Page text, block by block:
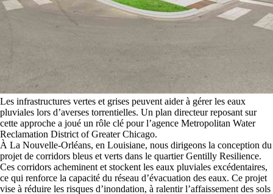
Les infrastructures vertes et grises peuvent aider à gérer les eaux
pluviales lors d’averses torrentielles. Un plan directeur reposant sur
cette approche a joué un rôle clé pour l’agence Metropolitan Water
Reclamation District of Greater Chicago.
À La Nouvelle-Orléans, en Louisiane, nous dirigeons la conception du
projet de corridors bleus et verts dans le quartier Gentilly Resilience.
Ces corridors acheminent et stockent les eaux pluviales excédentaires,
ce qui renforce la capacité du réseau d’évacuation des eaux. Ce projet
vise à réduire les risques d’inondation, à ralentir l’affaissement des sols